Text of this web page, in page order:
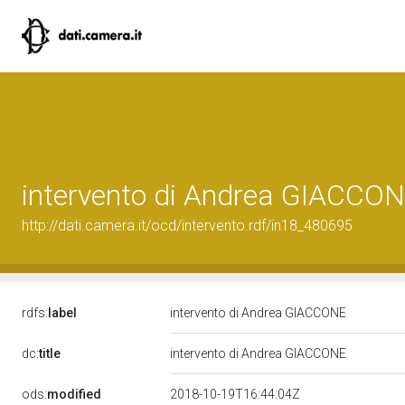
intervento di Andrea
http://dati.camera.it/ocd/intervento.rdf/in18_480695
rdfs: label intervento di Andrea GIACCONE
dc:title intervento di Andrea GIACCONE
ods:modified 2018-10-19T16:44:04Z